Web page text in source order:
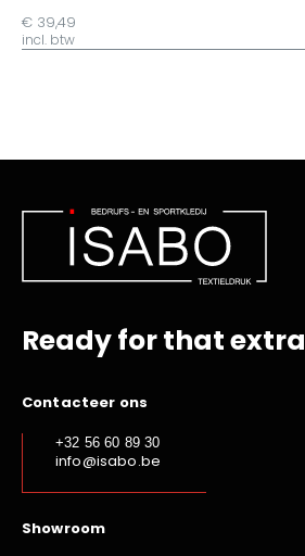
€ 39,49
incl. btw
Ready for that extra
Contacteer ons
+32 56 60 89 30
info@isabo.be
Showroom